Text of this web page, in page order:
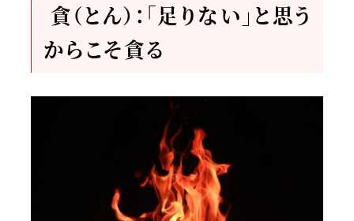
貪（とん）：「足りない」と思う
からこそ貪る